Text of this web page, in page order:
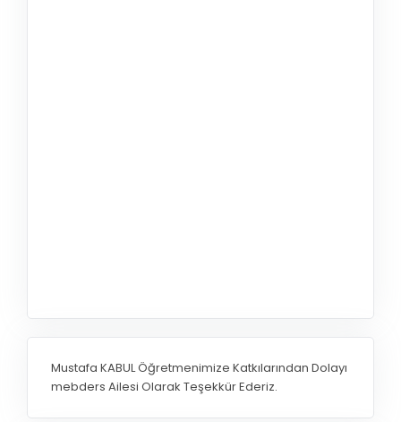
Mustafa KABUL Öğretmenimize Katkılarından Dolayı
mebders Ailesi Olarak Teşekkür Ederiz.